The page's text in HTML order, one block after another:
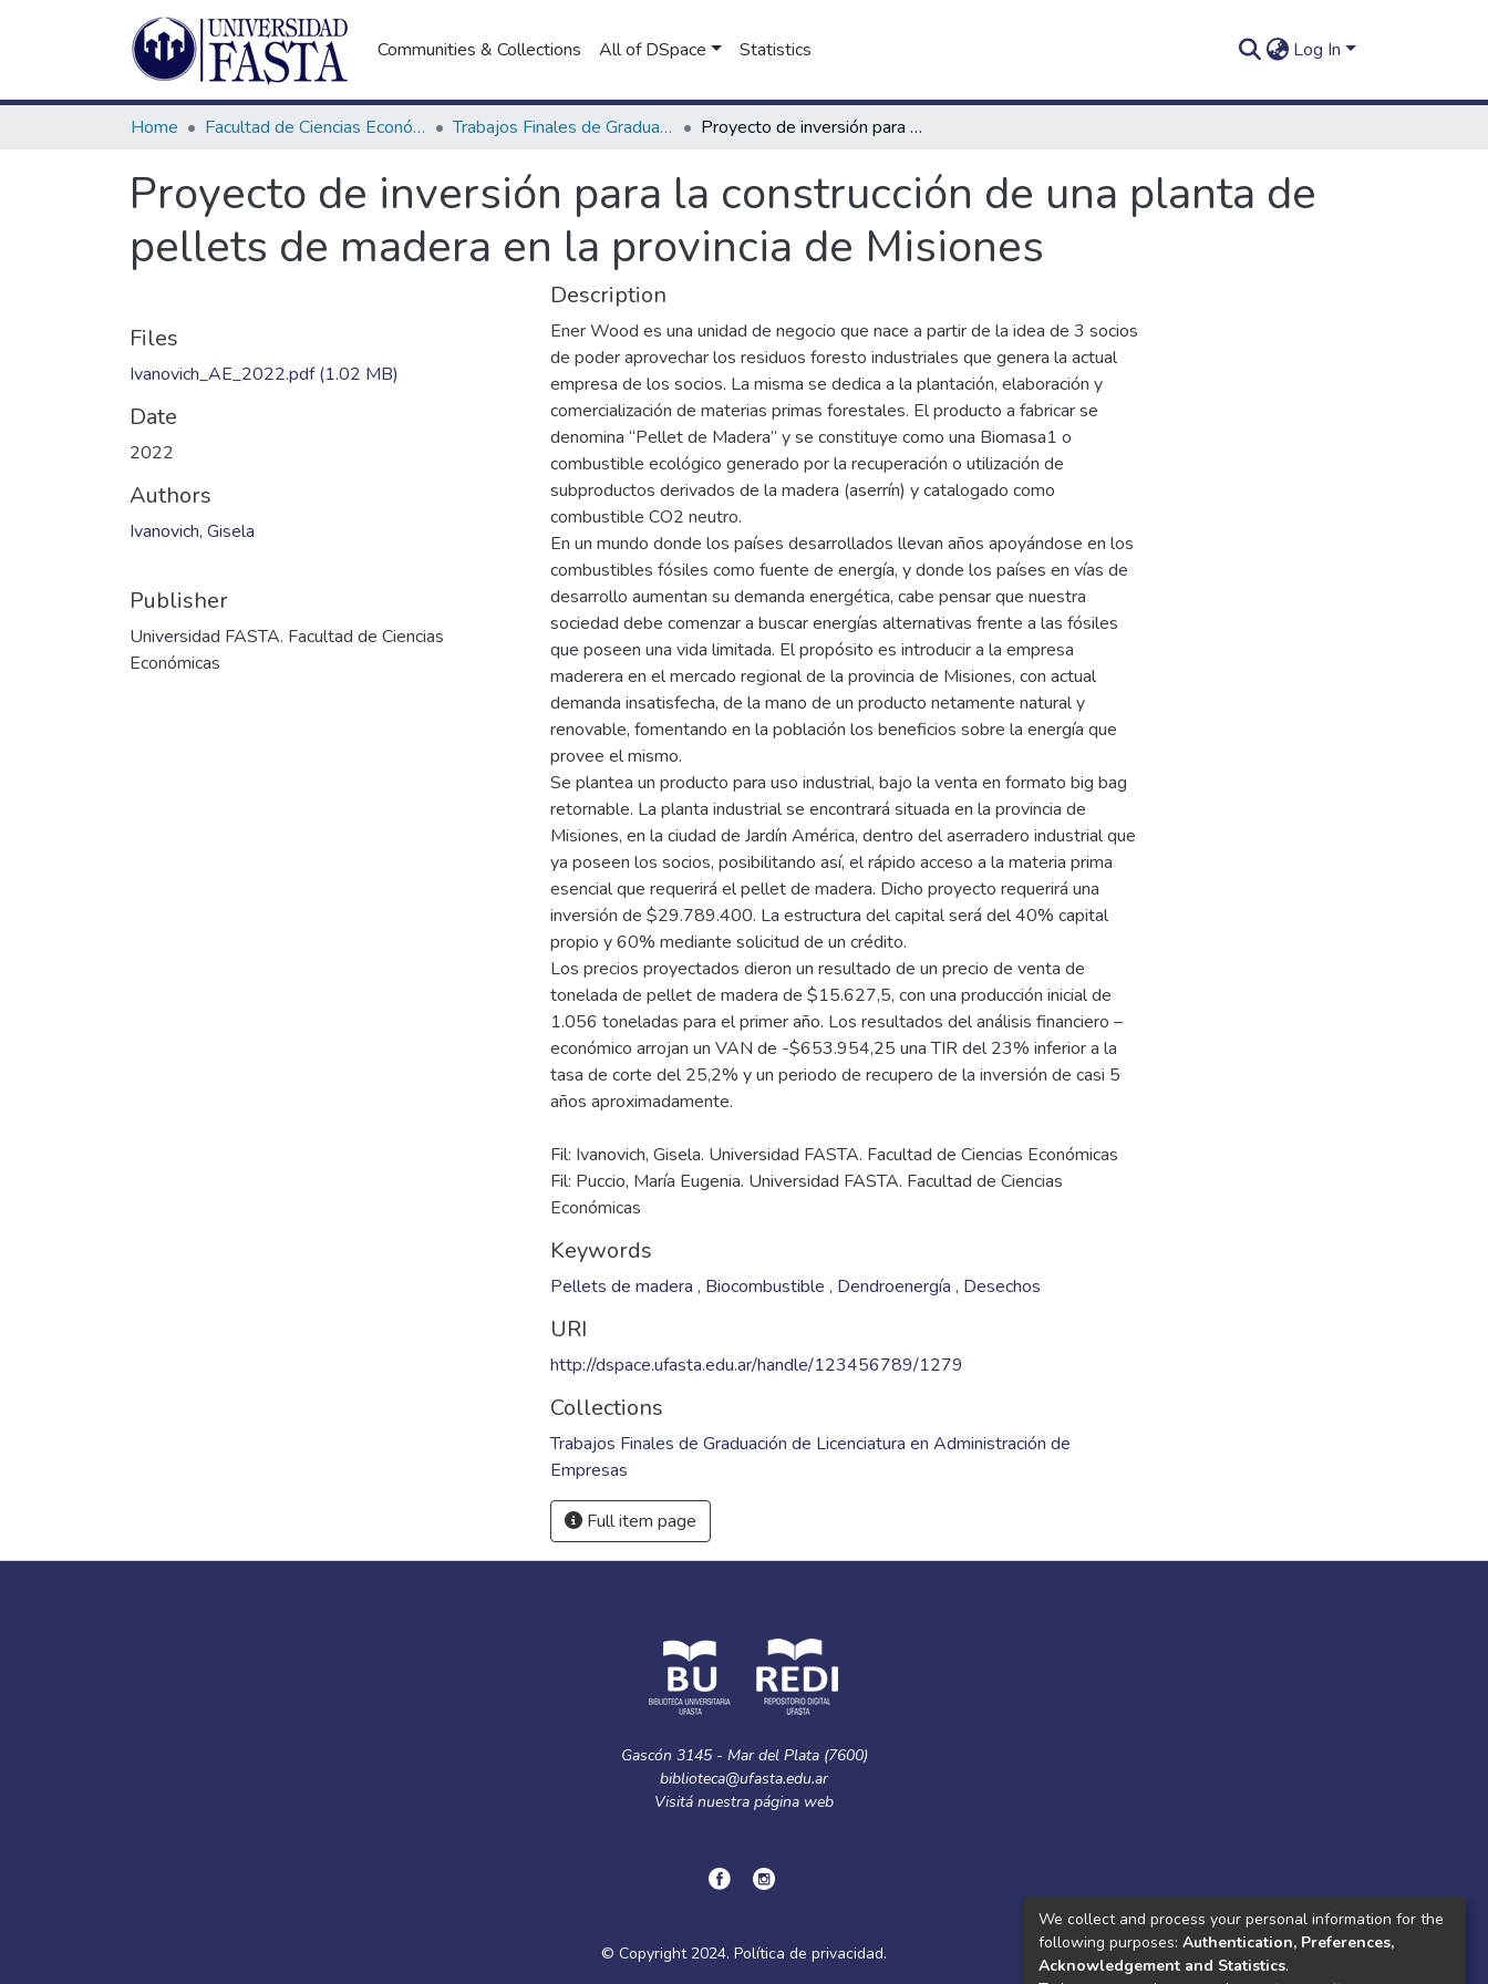
Communities & Collections All of DSpace Statistics Log In
Home Facultad de Ciencias Económicas Trabajos Finales de Graduación de Licenciatura en Administración de Empresas Proyecto de inversión para la construcción de una planta de pellets de madera en la provincia de Misiones
Proyecto de inversión para la construcción de una planta de
pellets de madera en la provincia de Misiones
Files
Ivanovich_AE_2022.pdf(1.02 MB)
Date
2022
Authors
Ivanovich, Gisela
Publisher
Universidad FASTA. Facultad de Ciencias
Económicas
Description
Ener Wood es una unidad de negocio que nace a partir de la idea de 3 socios
de poder aprovechar los residuos foresto industriales que genera la actual
empresa de los socios. La misma se dedica a la plantación, elaboración y
comercialización de materias primas forestales. El producto a fabricar se
denomina “Pellet de Madera” y se constituye como una Biomasa1 o
combustible ecológico generado por la recuperación o utilización de
subproductos derivados de la madera (aserrín) y catalogado como
combustible CO2 neutro.
En un mundo donde los países desarrollados llevan años apoyándose en los
combustibles fósiles como fuente de energía, y donde los países en vías de
desarrollo aumentan su demanda energética, cabe pensar que nuestra
sociedad debe comenzar a buscar energías alternativas frente a las fósiles
que poseen una vida limitada. El propósito es introducir a la empresa
maderera en el mercado regional de la provincia de Misiones, con actual
demanda insatisfecha, de la mano de un producto netamente natural y
renovable, fomentando en la población los beneficios sobre la energía que
provee el mismo.
Se plantea un producto para uso industrial, bajo la venta en formato big bag
retornable. La planta industrial se encontrará situada en la provincia de
Misiones, en la ciudad de Jardín América, dentro del aserradero industrial que
ya poseen los socios, posibilitando así, el rápido acceso a la materia prima
esencial que requerirá el pellet de madera. Dicho proyecto requerirá una
inversión de $29.789.400. La estructura del capital será del 40% capital
propio y 60% mediante solicitud de un crédito.
Los precios proyectados dieron un resultado de un precio de venta de
tonelada de pellet de madera de $15.627,5, con una producción inicial de
1.056 toneladas para el primer año. Los resultados del análisis financiero –
económico arrojan un VAN de -$653.954,25 una TIR del 23% inferior a la
tasa de corte del 25,2% y un periodo de recupero de la inversión de casi 5
Fil: Ivanovich, Gisela. Universidad FASTA. Facultad de Ciencias Económicas
Fil: Puccio, María Eugenia. Universidad FASTA. Facultad de Ciencias
Económicas
Keywords
Pellets de madera , Biocombustible , Dendroenergía , Desechos
URI
http://dspace.ufasta.edu.ar/handle/123456789/1279
Collections
Trabajos Finales de Graduación de Licenciatura en Administración de
Empresas
Full item page
Gascón 3145 - Mar del Plata (7600)
biblioteca@ufasta.edu.ar
Visitá nuestra página web
© Copyright 2024. Política de privacidad.
We collect and process your personal information for the
following purposes: Authentication, Preferences,
Acknowledgement and Statistics.